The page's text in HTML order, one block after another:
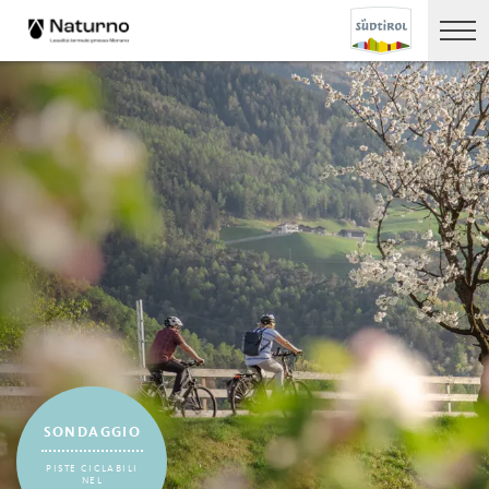
SONDAGGIO
PISTE CICLABILI
NEL